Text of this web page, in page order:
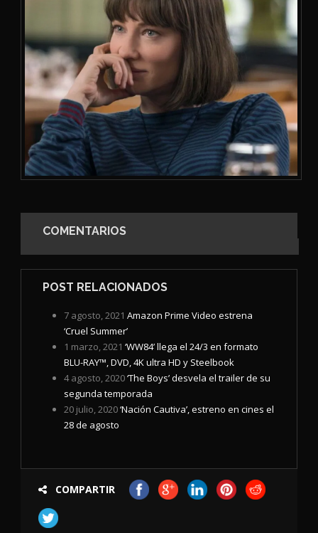
COMENTARIOS
POST RELACIONADOS
7 agosto, 2021 Amazon Prime Video estrena
‘Cruel Summer’
1 marzo, 2021 ‘WW84’ llega el 24/3 en formato
BLU-RAY™, DVD, 4K ultra HD y Steelbook
4 agosto, 2020‘The Boys’ desvela el trailer de su
segunda temporada
20 julio, 2020‘Nación Cautiva’, estreno en cines el
28 de agosto
COMPARTIR